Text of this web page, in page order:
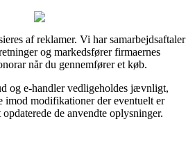
af reklamer. Vi har samarbejdsaftaler
og markedsfører firmaernes
når du gennemfører et køb.
og e-handler vedligeholdes jævnligt,
imod modifikationer der eventuelt er
de anvendte oplysninger.